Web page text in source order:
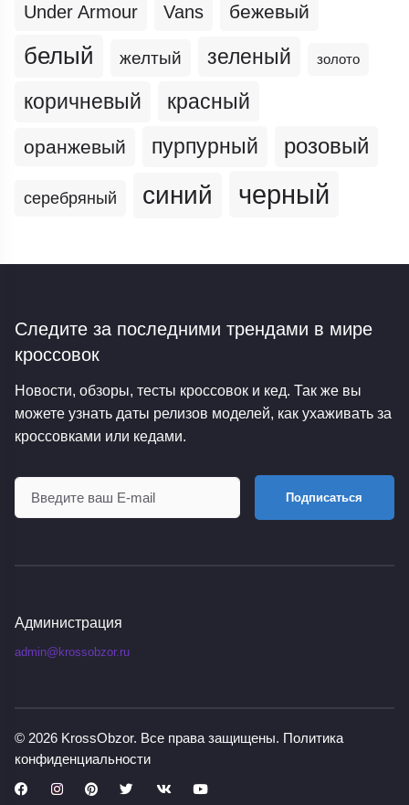
Under Armour Vans бежевый
белый желтый зеленый золото
коричневый красный
оранжевый пурпурный розовый
серебряный синий черный
Следите за последними трендами в мире
кроссовок
Новости, обзоры, тесты кроссовок и кед. Так же вы
можете узнать даты релизов моделей, как ухаживать за
кроссовками или кедами.
Подписаться
Администрация
admin@krossobzor.ru
© 2026 KrossObzor. Все права защищены. Политика
конфиденциальности